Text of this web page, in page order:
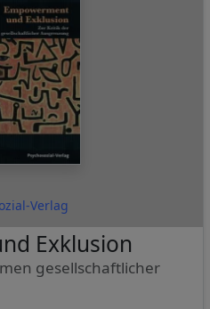
Verlag
Exklusion
gesellschaftlicher